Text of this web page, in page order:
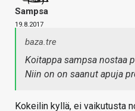
Sampsa
19.8.2017
baza.tre
Koitappa sampsa nostaa
Niin on on saanut apuja
Kokeilin kyllä, ei vaikutusta